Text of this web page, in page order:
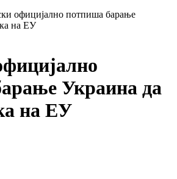
официјално потпиша барање
на ЕУ
Украина да
на ЕУ